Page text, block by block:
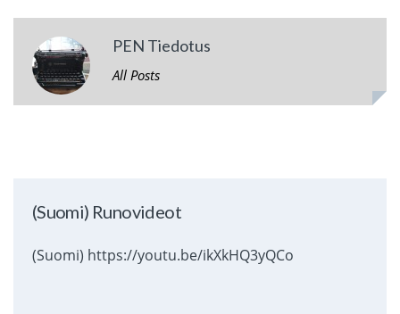
PEN Tiedotus
All Posts
(Suomi) Runovideot
(Suomi) https://youtu.be/ikXkHQ3yQCo